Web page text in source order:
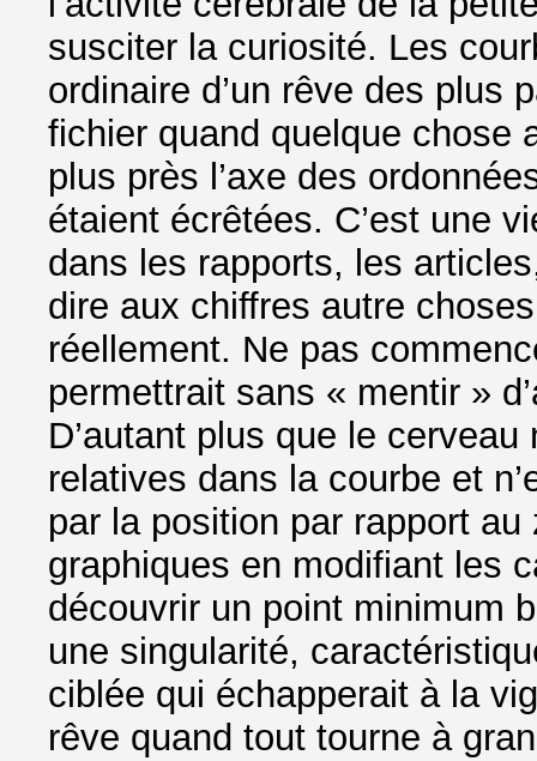
susciter la curiosité. Les
ordinaire d’un rêve des plus
fichier quand quelque chose
plus près l’axe des
étaient écrêtées. C’est une
dans les rapports, les
dire aux chiffres autre
réellement. Ne pas
permettrait sans « mentir »
D’autant plus que le cerveau
relatives dans la courbe et
par la position par rapport
graphiques en modifiant les
découvrir un point minimum
une singularité,
ciblée qui échapperait à la
rêve quand tout tourne à